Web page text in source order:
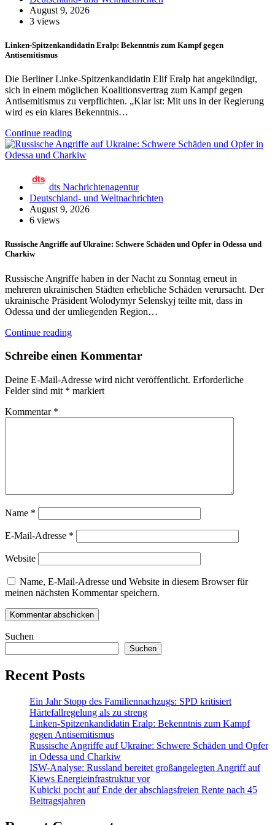
August 9, 2026
3 views
Linken-Spitzenkandidatin Eralp: Bekenntnis zum Kampf gegen
Antisemitismus
Die Berliner Linke-Spitzenkandidatin Elif Eralp hat angekündigt,
sich in einem möglichen Koalitionsvertrag zum Kampf gegen
Antisemitismus zu verpflichten. „Klar ist: Mit uns in der Regierung
wird es ein klares Bekenntnis…
Continue reading
dts Nachrichtenagentur
Deutschland- und Weltnachrichten
August 9, 2026
6 views
Russische Angriffe auf Ukraine: Schwere Schäden und Opfer in Odessa und
Charkiw
Russische Angriffe haben in der Nacht zu Sonntag erneut in
mehreren ukrainischen Städten erhebliche Schäden verursacht. Der
ukrainische Präsident Wolodymyr Selenskyj teilte mit, dass in
Odessa und der umliegenden Region…
Continue reading
Schreibe einen Kommentar
Deine E-Mail-Adresse wird nicht veröffentlicht. Erforderliche
Felder sind mit * markiert
Kommentar *
Name *
E-Mail-Adresse *
Website
Name, E-Mail-Adresse und Website in diesem Browser für
meinen nächsten Kommentar speichern.
Suchen
Suchen
Recent Posts
Ein Jahr Stopp des Familiennachzugs: SPD kritisiert
Härtefallregelung als zu streng
Linken-Spitzenkandidatin Eralp: Bekenntnis zum Kampf
gegen Antisemitismus
Russische Angriffe auf Ukraine: Schwere Schäden und Opfer
in Odessa und Charkiw
ISW-Analyse: Russland bereitet großangelegten Angriff auf
Kiews Energieinfrastruktur vor
Kubicki pocht auf Ende der abschlagsfreien Rente nach 45
Beitragsjahren